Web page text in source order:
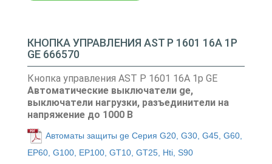
КНОПКА УПРАВЛЕНИЯ AST P 1601 16A 1P
GE 666570
Кнопка управления AST P 1601 16A 1p GE
Автоматические выключатели ge,
выключатели нагрузки, разъединители на
напряжение до 1000 В
Автоматы защиты ge Серия G20, G30, G45, G60,
EP60, G100, EP100, GT10, GT25, Hti, S90